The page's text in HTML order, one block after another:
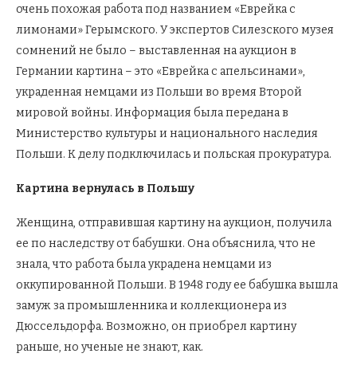
очень похожая работа под названием «Еврейка с
лимонами» Герымского. У экспертов Силезского музея
сомнений не было – выставленная на аукцион в
Германии картина – это «Еврейка с апельсинами»,
украденная немцами из Польши во время Второй
мировой войны. Информация была передана в
Министерство культуры и национального наследия
Польши. К делу подключилась и польская прокуратура.
Картина вернулась в Польшу
Женщина, отправившая картину на аукцион, получила
ее по наследству от бабушки. Она объяснила, что не
знала, что работа была украдена немцами из
оккупированной Польши. В 1948 году ее бабушка вышла
замуж за промышленника и коллекционера из
Дюссельдорфа. Возможно, он приобрел картину
раньше, но ученые не знают, как.